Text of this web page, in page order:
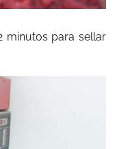
minutos para sellar